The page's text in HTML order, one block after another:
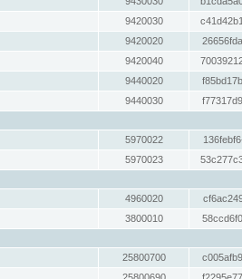
9420030
9420020
9420040
9440020
9440030
5970022
5970023
4960020
3800010
25800700